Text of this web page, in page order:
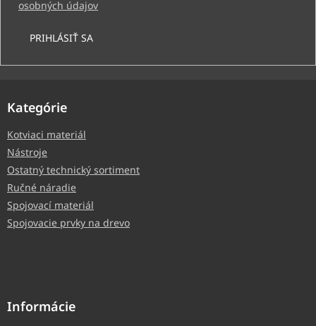
osobných údajov
PRIHLÁSIŤ SA
Kategórie
Kotviaci materiál
Nástroje
Ostatný technický sortiment
Ručné náradie
Spojovací materiál
Spojovacie prvky na drevo
Informácie